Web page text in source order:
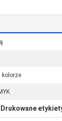
kolorze
Drukowane